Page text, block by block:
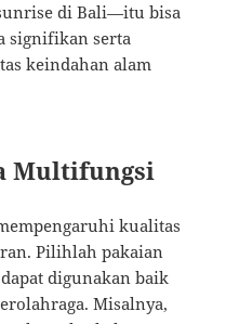
di Bali—itu bisa
signifikan serta
keindahan alam
Multifungsi
kualitas
Pilihlah pakaian
digunakan baik
Misalnya,